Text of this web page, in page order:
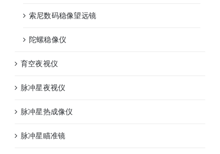
索尼数码稳像望远镜
陀螺稳像仪
育空夜视仪
脉冲星夜视仪
脉冲星热成像仪
脉冲星瞄准镜